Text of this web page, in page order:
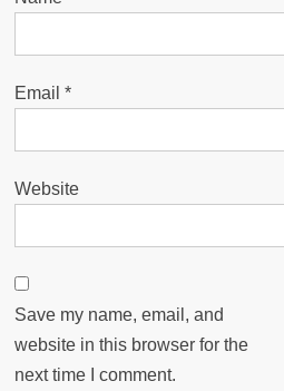
Email*
Website
Save my name, email, and
website in this browser for the
next time I comment.